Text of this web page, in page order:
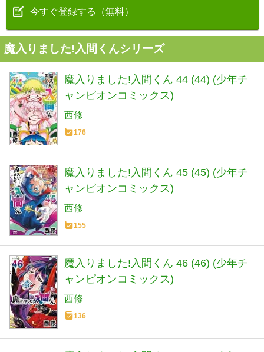
今すぐ登録する（無料）
魔入りました!入間くんシリーズ
魔入りました!入間くん 44 (44) (少年チ
ャンピオンコミックス)
西修
176
魔入りました!入間くん 45 (45) (少年チ
ャンピオンコミックス)
西修
155
魔入りました!入間くん 46 (46) (少年チ
ャンピオンコミックス)
西修
136